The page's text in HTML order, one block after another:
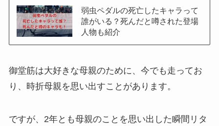
弱虫ペダルの死亡したキャラって
誰がいる？死んだと噂された登場
人物も紹介
御堂筋は大好きな母親のために、今でも走ってお
り、時折母親を思い出すことがあります。
ですが、2年とも母親のことを思い出した瞬間リタ